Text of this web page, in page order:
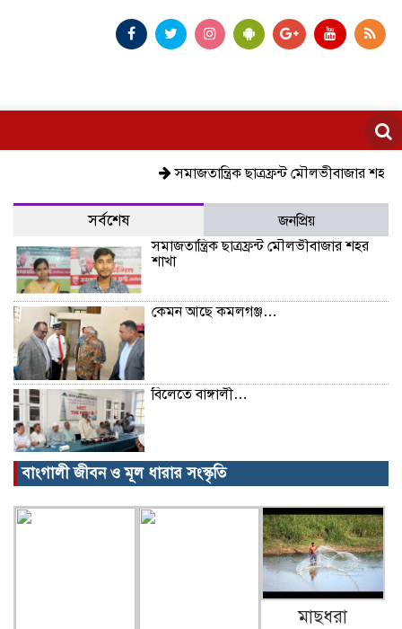
সমাজতান্ত্রিক ছাত্রফ্রন্ট মৌলভীবাজার শহর শাখা
সর্বশেষ
জনপ্রিয়
সমাজতান্ত্রিক ছাত্রফ্রন্ট মৌলভীবাজার শহর
শাখা
কেমন আছে কমলগঞ্জ…
বিলেতে বাঙ্গালী…
বিক্ষোভ, গ্রেপ্তার, অজগর, সেগুনকাঠ আর
প্রধানমন্ত্রীর কার্যালয় থেকে সহায়তা
বাংগালী জীবন ও মূল ধারার সংস্কৃতি
মাছধরা